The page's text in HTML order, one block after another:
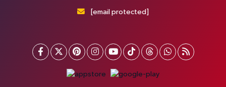
[email protected]